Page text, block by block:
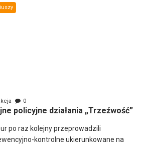
0
policyjne działania „Trzeźwość”
po raz kolejny przeprowadzili
kontrolne ukierunkowane na